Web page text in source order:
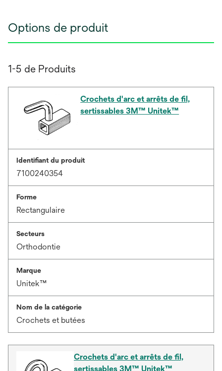
Options de produit
1-5 de Produits
Crochets d'arc et arrêts de fil,
sertissables 3M™ Unitek™
Identifiant du produit
7100240354
Forme
Rectangulaire
Secteurs
Orthodontie
Marque
Unitek™
Nom de la catégorie
Crochets et butées
Crochets d'arc et arrêts de fil,
sertissables 3M™ Unitek™